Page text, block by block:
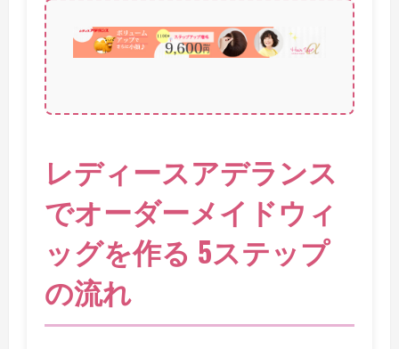
レディースアデランス
でオーダーメイドウィ
ッグを作る 5ステップ
の流れ